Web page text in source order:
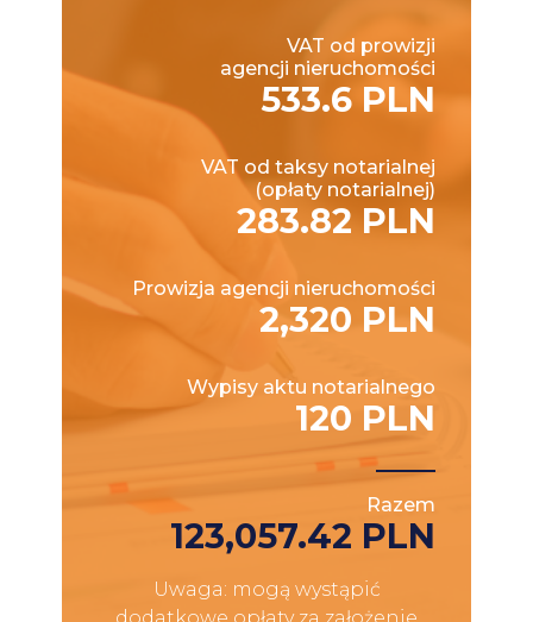
VAT od prowizji
agencji nieruchomości
533.6 PLN
VAT od taksy notarialnej
(opłaty notarialnej)
283.82 PLN
Prowizja agencji nieruchomości
2,320 PLN
Wypisy aktu notarialnego
120 PLN
Razem
123,057.42 PLN
Uwaga: mogą wystąpić